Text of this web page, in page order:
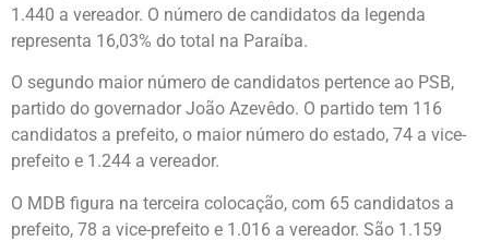
1.440 a vereador. O número de candidatos da legenda
representa 16,03% do total na Paraíba.
O segundo maior número de candidatos pertence ao PSB,
partido do governador João Azevêdo. O partido tem 116
candidatos a prefeito, o maior número do estado, 74 a vice-
prefeito e 1.244 a vereador.
O MDB figura na terceira colocação, com 65 candidatos a
prefeito, 78 a vice-prefeito e 1.016 a vereador. São 1.159